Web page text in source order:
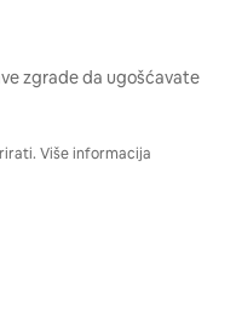
zgrade da ugošćavate
Više informacija